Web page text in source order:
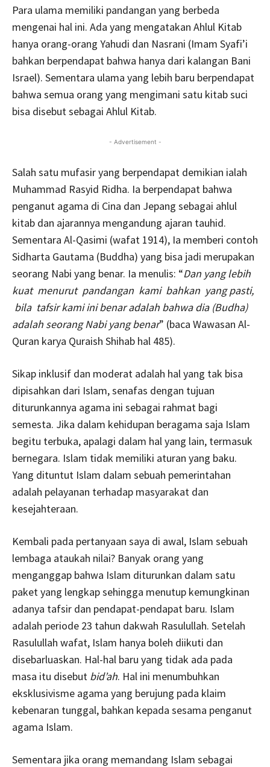
Para ulama memiliki pandangan yang berbeda
mengenai hal ini. Ada yang mengatakan Ahlul Kitab
hanya orang-orang Yahudi dan Nasrani (Imam Syafi’i
bahkan berpendapat bahwa hanya dari kalangan Bani
Israel). Sementara ulama yang lebih baru berpendapat
bahwa semua orang yang mengimani satu kitab suci
bisa disebut sebagai Ahlul Kitab.
- Advertisement -
Salah satu mufasir yang berpendapat demikian ialah
Muhammad Rasyid Ridha. Ia berpendapat bahwa
penganut agama di Cina dan Jepang sebagai ahlul
kitab dan ajarannya mengandung ajaran tauhid.
Sementara Al-Qasimi (wafat 1914), Ia memberi contoh
Sidharta Gautama (Buddha) yang bisa jadi merupakan
seorang Nabi yang benar. Ia menulis: “Dan yang lebih
kuat menurut pandangan kami bahkan yang pasti,
bila tafsir kami ini benar adalah bahwa dia (Budha)
adalah seorang Nabi yang benar” (baca Wawasan Al-
Quran karya Quraish Shihab hal 485).
Sikap inklusif dan moderat adalah hal yang tak bisa
dipisahkan dari Islam, senafas dengan tujuan
diturunkannya agama ini sebagai rahmat bagi
semesta. Jika dalam kehidupan beragama saja Islam
begitu terbuka, apalagi dalam hal yang lain, termasuk
bernegara. Islam tidak memiliki aturan yang baku.
Yang dituntut Islam dalam sebuah pemerintahan
adalah pelayanan terhadap masyarakat dan
kesejahteraan.
Kembali pada pertanyaan saya di awal, Islam sebuah
lembaga ataukah nilai? Banyak orang yang
menganggap bahwa Islam diturunkan dalam satu
paket yang lengkap sehingga menutup kemungkinan
adanya tafsir dan pendapat-pendapat baru. Islam
adalah periode 23 tahun dakwah Rasulullah. Setelah
Rasulullah wafat, Islam hanya boleh diikuti dan
disebarluaskan. Hal-hal baru yang tidak ada pada
masa itu disebut bid’ah. Hal ini menumbuhkan
eksklusivisme agama yang berujung pada klaim
kebenaran tunggal, bahkan kepada sesama penganut
agama Islam.
Sementara jika orang memandang Islam sebagai